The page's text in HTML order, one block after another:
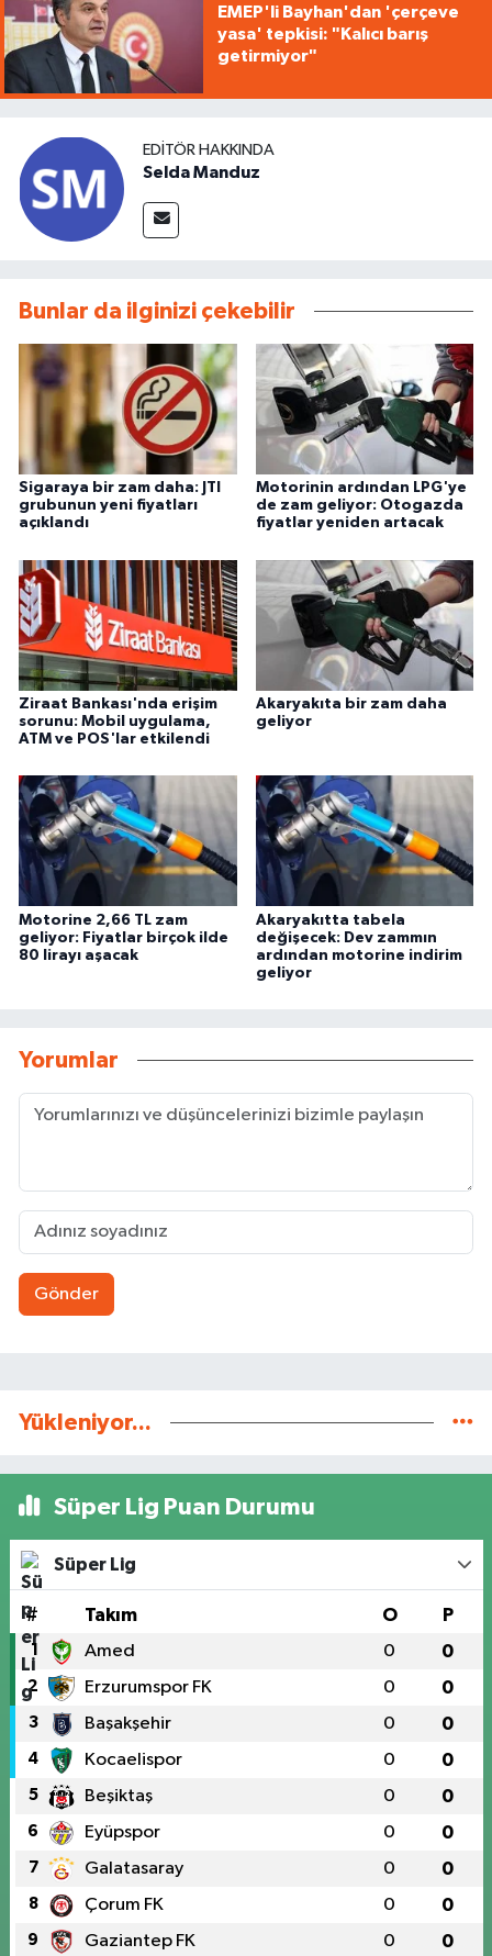
EMEP'li Bayhan'dan 'çerçeve
yasa' tepkisi: "Kalıcı barış
getirmiyor"
EDITÖR HAKKINDA
Selda Manduz
Bunlar da ilginizi çekebilir
Sigaraya bir zam daha: JTI
grubunun yeni fiyatları
açıklandı
Motorinin ardından LPG'ye
de zam geliyor: Otogazda
fiyatlar yeniden artacak
Ziraat Bankası'nda erişim
sorunu: Mobil uygulama,
ATM ve POS'lar etkilendi
Akaryakıta bir zam daha
geliyor
Motorine 2,66 TL zam
geliyor: Fiyatlar birçok ilde
80 lirayı aşacak
Akaryakıtta tabela
değişecek: Dev zammın
ardından motorine indirim
geliyor
Yorumlar
Gönder
Yükleniyor...
Süper Lig Puan Durumu
Süper Lig
# Takım O P
1 Amed 0 0
2 Erzurumspor FK 0 0
3 Başakşehir 0 0
4 Kocaelispor 0 0
5 Beşiktaş 0 0
6 Eyüpspor 0 0
7 Galatasaray 0 0
8 Çorum FK 0 0
9 Gaziantep FK 0 0